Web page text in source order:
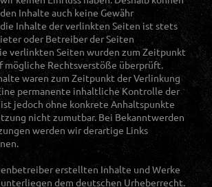
Inhalte auch keine Gewähr
Inhalte der verlinkten Seiten ist stets
oder Betreiber der Seiten
verlinkten Seiten wurden zum Zeitpunkt
mögliche Rechtsverstöße überprüft.
waren zum Zeitpunkt der Verlinkung
permanente inhaltliche Kontrolle der
jedoch ohne konkrete Anhaltspunkte
nicht zumutbar. Bei Bekanntwerden
werden wir derartige Links
erstellten Inhalte und Werke
dem deutschen Urheberrecht.